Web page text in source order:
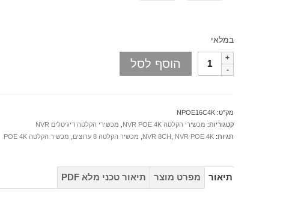
במלאי
הוסף לסל
מק"ט: NPOE16C4K
קטגוריות: מכשירי הקלטה NVR POE 4K
מכשירי הקלטה דיגיטלים NVR
תגיות:
NVR 8CH NVR POE 4K מכשיר הקלטה 8 ערוצים מכשיר הקלטה POE 4K
תיאור מפרט מוצר תיאור טכני מלא PDF